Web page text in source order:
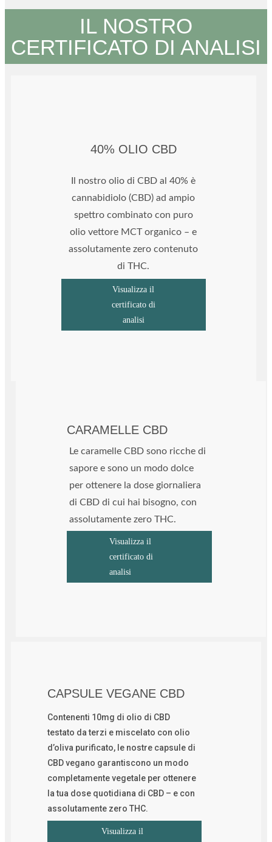
IL NOSTRO
CERTIFICATO DI ANALISI
40% OLIO CBD
Il nostro olio di CBD al 40% è
cannabidiolo (CBD) ad ampio
spettro combinato con puro
olio vettore MCT organico – e
assolutamente zero contenuto
di THC.
Visualizza il
certificato di
analisi
CARAMELLE CBD
Le caramelle CBD sono ricche di
sapore e sono un modo dolce
per ottenere la dose giornaliera
di CBD di cui hai bisogno, con
assolutamente zero THC.
Visualizza il
certificato di
analisi
CAPSULE VEGANE CBD
Contenenti 10mg di olio di CBD
testato da terzi e miscelato con olio
d’oliva purificato, le nostre capsule di
CBD vegano garantiscono un modo
completamente vegetale per ottenere
la tua dose quotidiana di CBD – e con
assolutamente zero THC.
Visualizza il